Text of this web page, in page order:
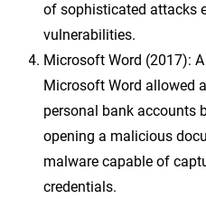
of sophisticated attacks
vulnerabilities.
Microsoft Word (2017):
Microsoft Word allowed
personal bank accounts
opening a malicious
malware capable of
credentials.